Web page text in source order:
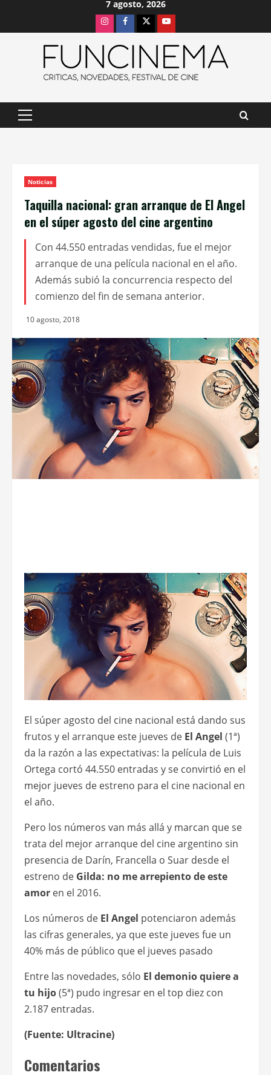
7 agosto, 2026
InstagramFacebook
X Youtube
Menú
Noticias
Taquilla nacional: gran arranque de El Angel
en el súper agosto del cine argentino
Con 44.550 entradas vendidas, fue el mejor
arranque de una película nacional en el año.
Además subió la concurrencia respecto del
comienzo del fin de semana anterior.
10 agosto, 2018
El súper agosto del cine nacional está dando sus
frutos y el arranque este jueves de El Angel (1ª)
da la razón a las expectativas: la película de Luis
Ortega cortó 44.550 entradas y se convirtió en el
mejor jueves de estreno para el cine nacional en
el año.
Pero los números van más allá y marcan que se
trata del mejor arranque del cine argentino sin
presencia de Darín, Francella o Suar desde el
estreno de Gilda: no me arrepiento de este
amor en el 2016.
Los números de El Angel potenciaron además
las cifras generales, ya que este jueves fue un
40% más de público que el jueves pasado
Entre las novedades, sólo El demonio quiere a
tu hijo(5ª) pudo ingresar en el top diez con
2.187 entradas.
(Fuente: Ultracine)
Comentarios